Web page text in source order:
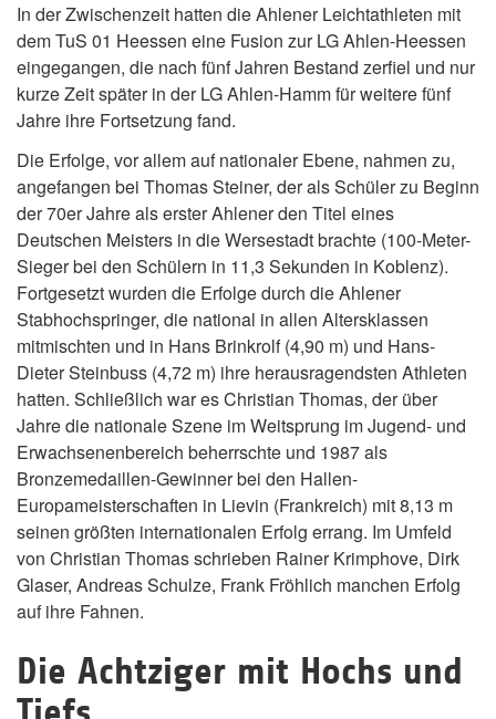
In der Zwischenzeit hatten die Ahlener Leichtathleten mit
dem TuS 01 Heessen eine Fusion zur LG Ahlen-Heessen
eingegangen, die nach fünf Jahren Bestand zerfiel und nur
kurze Zeit später in der LG Ahlen-Hamm für weitere fünf
Jahre ihre Fortsetzung fand.
Die Erfolge, vor allem auf nationaler Ebene, nahmen zu,
angefangen bei Thomas Steiner, der als Schüler zu Beginn
der 70er Jahre als erster Ahlener den Titel eines
Deutschen Meisters in die Wersestadt brachte (100-Meter-
Sieger bei den Schülern in 11,3 Sekunden in Koblenz).
Fortgesetzt wurden die Erfolge durch die Ahlener
Stabhochspringer, die national in allen Altersklassen
mitmischten und in Hans Brinkrolf (4,90 m) und Hans-
Dieter Steinbuss (4,72 m) ihre herausragendsten Athleten
hatten. Schließlich war es Christian Thomas, der über
Jahre die nationale Szene im Weitsprung im Jugend- und
Erwachsenenbereich beherrschte und 1987 als
Bronzemedaillen-Gewinner bei den Hallen-
Europameisterschaften in Lievin (Frankreich) mit 8,13 m
seinen größten internationalen Erfolg errang. Im Umfeld
von Christian Thomas schrieben Rainer Krimphove, Dirk
Glaser, Andreas Schulze, Frank Fröhlich manchen Erfolg
auf ihre Fahnen.
Die Achtziger mit Hochs und